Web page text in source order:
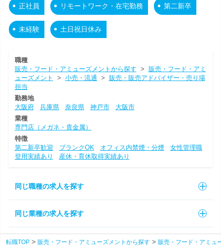
正社員 リモートワーク・在宅勤務 第二新卒
未経験 土日祝日休み
職種
販売・フード・アミューズメントから探す > 販売・フード・アミ
ューズメント
> 小売・流通 > 販売・販売アドバイザー・売り場
担当
勤務地
大阪府
兵庫県 奈良県 神戸市
大阪市
業種
専門店（メガネ・貴金属）
特徴
第二新卒歓迎
ブランクOK オフィス内禁煙・分煙
女性管理職
登用実績あり
産休・育休取得実績あり
同じ職種の求人を探す
同じ業種の求人を探す
転職TOP 販売・フード・アミューズメントから探す 販売・フード・アミュ